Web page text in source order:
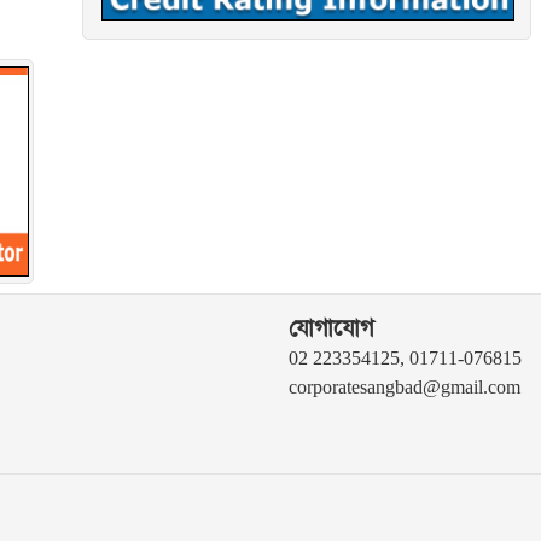
যোগাযোগ
02 223354125, 01711-076815
corporatesangbad@gmail.com